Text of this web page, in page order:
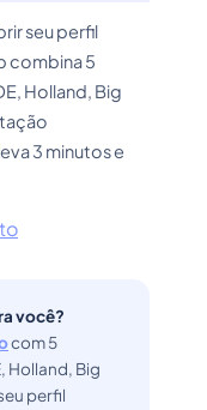
seu perfil
combina 5
Holland, Big
3 minutos e
você?
com 5
Holland, Big
perfil